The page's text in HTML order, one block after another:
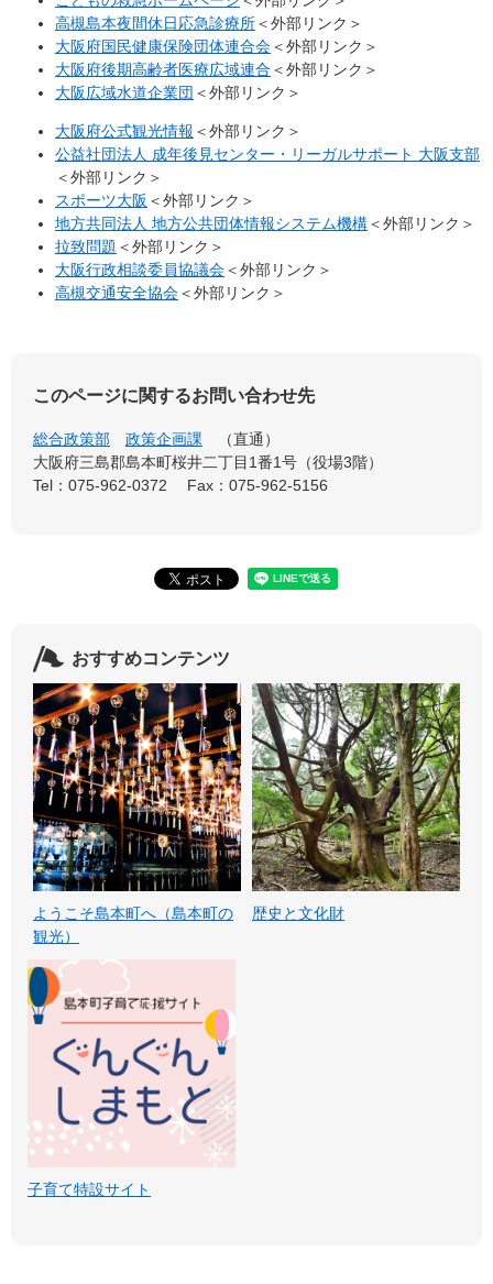
高槻島本夜間休日応急診療所＜外部リンク＞
大阪府国民健康保険団体連合会＜外部リンク＞
大阪府後期高齢者医療広域連合 ＜外部リンク＞
大阪広域水道企業団 ＜外部リンク＞
大阪府公式観光情報 ＜外部リンク＞
公益社団法人 成年後見センター・リーガルサポート 大阪支部
＜外部リンク＞
スポーツ大阪 ＜外部リンク＞
地方共同法人 地方公共団体情報システム機構＜外部リンク＞
拉致問題 ＜外部リンク＞
大阪行政相談委員協議会＜外部リンク＞
高槻交通安全協会＜外部リンク＞
このページに関するお問い合わせ先
総合政策部 政策企画課
直通
大阪府三島郡島本町桜井二丁目1番1号（役場3階）
Tel：075-962-0372
Fax：075-962-5156
おすすめコンテンツ
ようこそ島本町へ（島本町の
観光）
歴史と文化財
子育て特設サイト